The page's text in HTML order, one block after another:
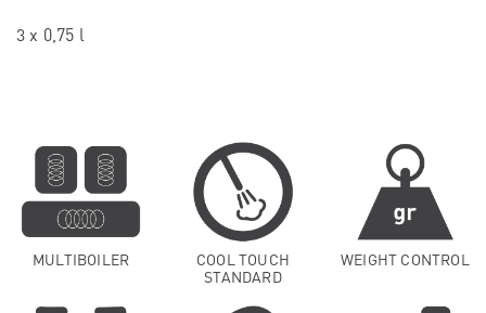
3 x 0,75 l
MULTIBOILER
COOL TOUCH
STANDARD
WEIGHT CONTROL